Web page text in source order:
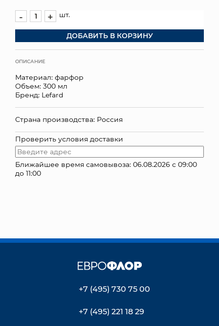
ПОДАРОЧНЫЕ КАРТЫ
ОПТОВЫМ КЛИЕНТАМ
КОНТАКТЫ
- + шт.
ДОБАВИТЬ В КОРЗИНУ
ОПИСАНИЕ
Материал: фарфор
Объем: 300 мл
Бренд: Lefard
Страна производства: Россия
Проверить условия доставки
Ближайшее время самовывоза: 06.08.2026 с 09:00
до 11:00
+7 (495) 730 75 00
+7 (495) 221 18 29